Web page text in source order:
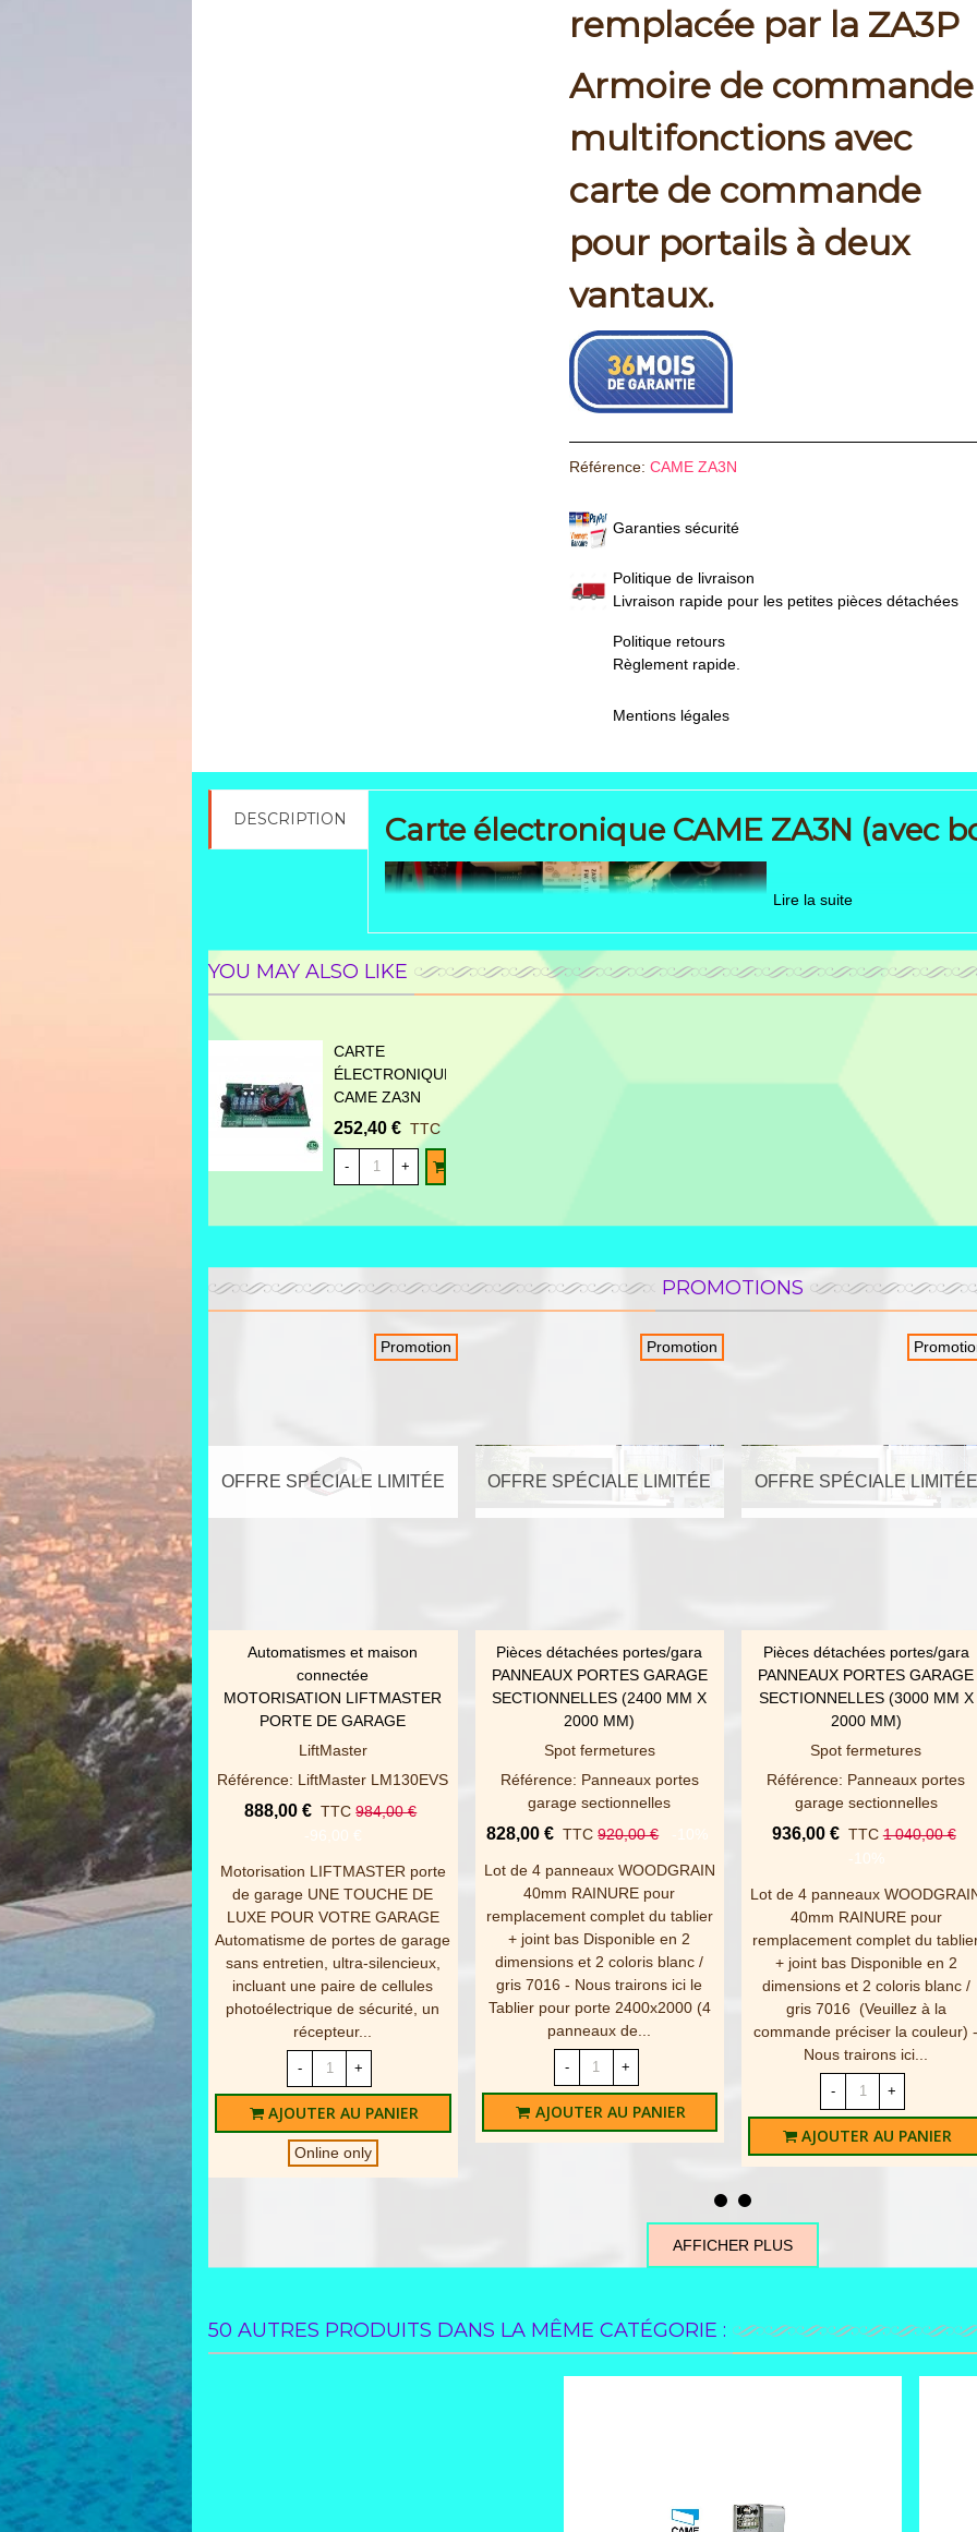
remplacée par la ZA3P
Armoire de commande
multifonctions avec
carte de commande
pour portails à deux
vantaux.
Référence: CAME ZA3N
Garanties sécurité
Politique de livraison
Livraison rapide pour les petites pièces détachées
Politique retours
Règlement rapide.
Mentions légales
DESCRIPTION Carte électronique CAME ZA3N (avec
cette carte est remplacée par la ZA3P
Cette carte électronique, baptisée ZA3N de CAME, est prévue pour commander un
battant.
Ce modèle est équipé de borniers débrochables ainsi que décodeur radio
Les plus du produit
Décodage radio incorporé.
Caractéristiques techniques
Sortie:230V (jusqu'à 2 moteurs)
Lire la suite
YOU MAY ALSO LIKE
CARTE
ÉLECTRONIQUE
CAME ZA3N
252,40 € TTC
- +
PROMOTIONS
Promotion
AFFICHER PLUS
OFFRE SPÉCIALE LIMITÉE
Automatismes et maison
connectée
MOTORISATION LIFTMASTER
PORTE DE GARAGE
LiftMaster
Référence: LiftMaster LM130EVS
888,00 € TTC 984,00 €
-96,00 €
Motorisation LIFTMASTER porte
de garage UNE TOUCHE DE
LUXE POUR VOTRE GARAGE
Automatisme de portes de garage
sans entretien, ultra-silencieux,
incluant une paire de cellules
photoélectrique de sécurité, un
récepteur...
- +
AJOUTER AU PANIER
Online only
Promotion
AFFICHER PLUS
OFFRE SPÉCIALE LIMITÉE
Pièces détachées portes/gara
PANNEAUX PORTES GARAGE
SECTIONNELLES (2400 MM X
2000 MM)
Spot fermetures
Référence: Panneaux portes
garage sectionnelles
828,00 € TTC 920,00 € -10%
Lot de 4 panneaux WOODGRAIN
40mm RAINURE pour
remplacement complet du tablier
+ joint bas Disponible en 2
dimensions et 2 coloris blanc /
gris 7016 - Nous trairons ici le
Tablier pour porte 2400x2000 (4
panneaux de...
- +
AJOUTER AU PANIER
AFFICHER PLUS
OFFRE SPÉCIALE LIMITÉE
Pièces détachées portes/gara
PANNEAUX PORTES GARAGE
SECTIONNELLES (3000 MM X
2000 MM)
Spot fermetures
Référence: Panneaux portes
garage sectionnelles
936,00 € TTC 1 040,00 €
-10%
Lot de 4 panneaux
40mm RAINURE pour
remplacement complet du
+ joint bas Disponible en 2
dimensions et 2 coloris blanc /
gris 7016 (Veuillez à la
commande préciser la couleur) -
Nous trairons ici...
- +
AJOUTER AU PANIER
AFFICHER PLUS
50 AUTRES PRODUITS DANS LA MÊME CATÉGORIE :